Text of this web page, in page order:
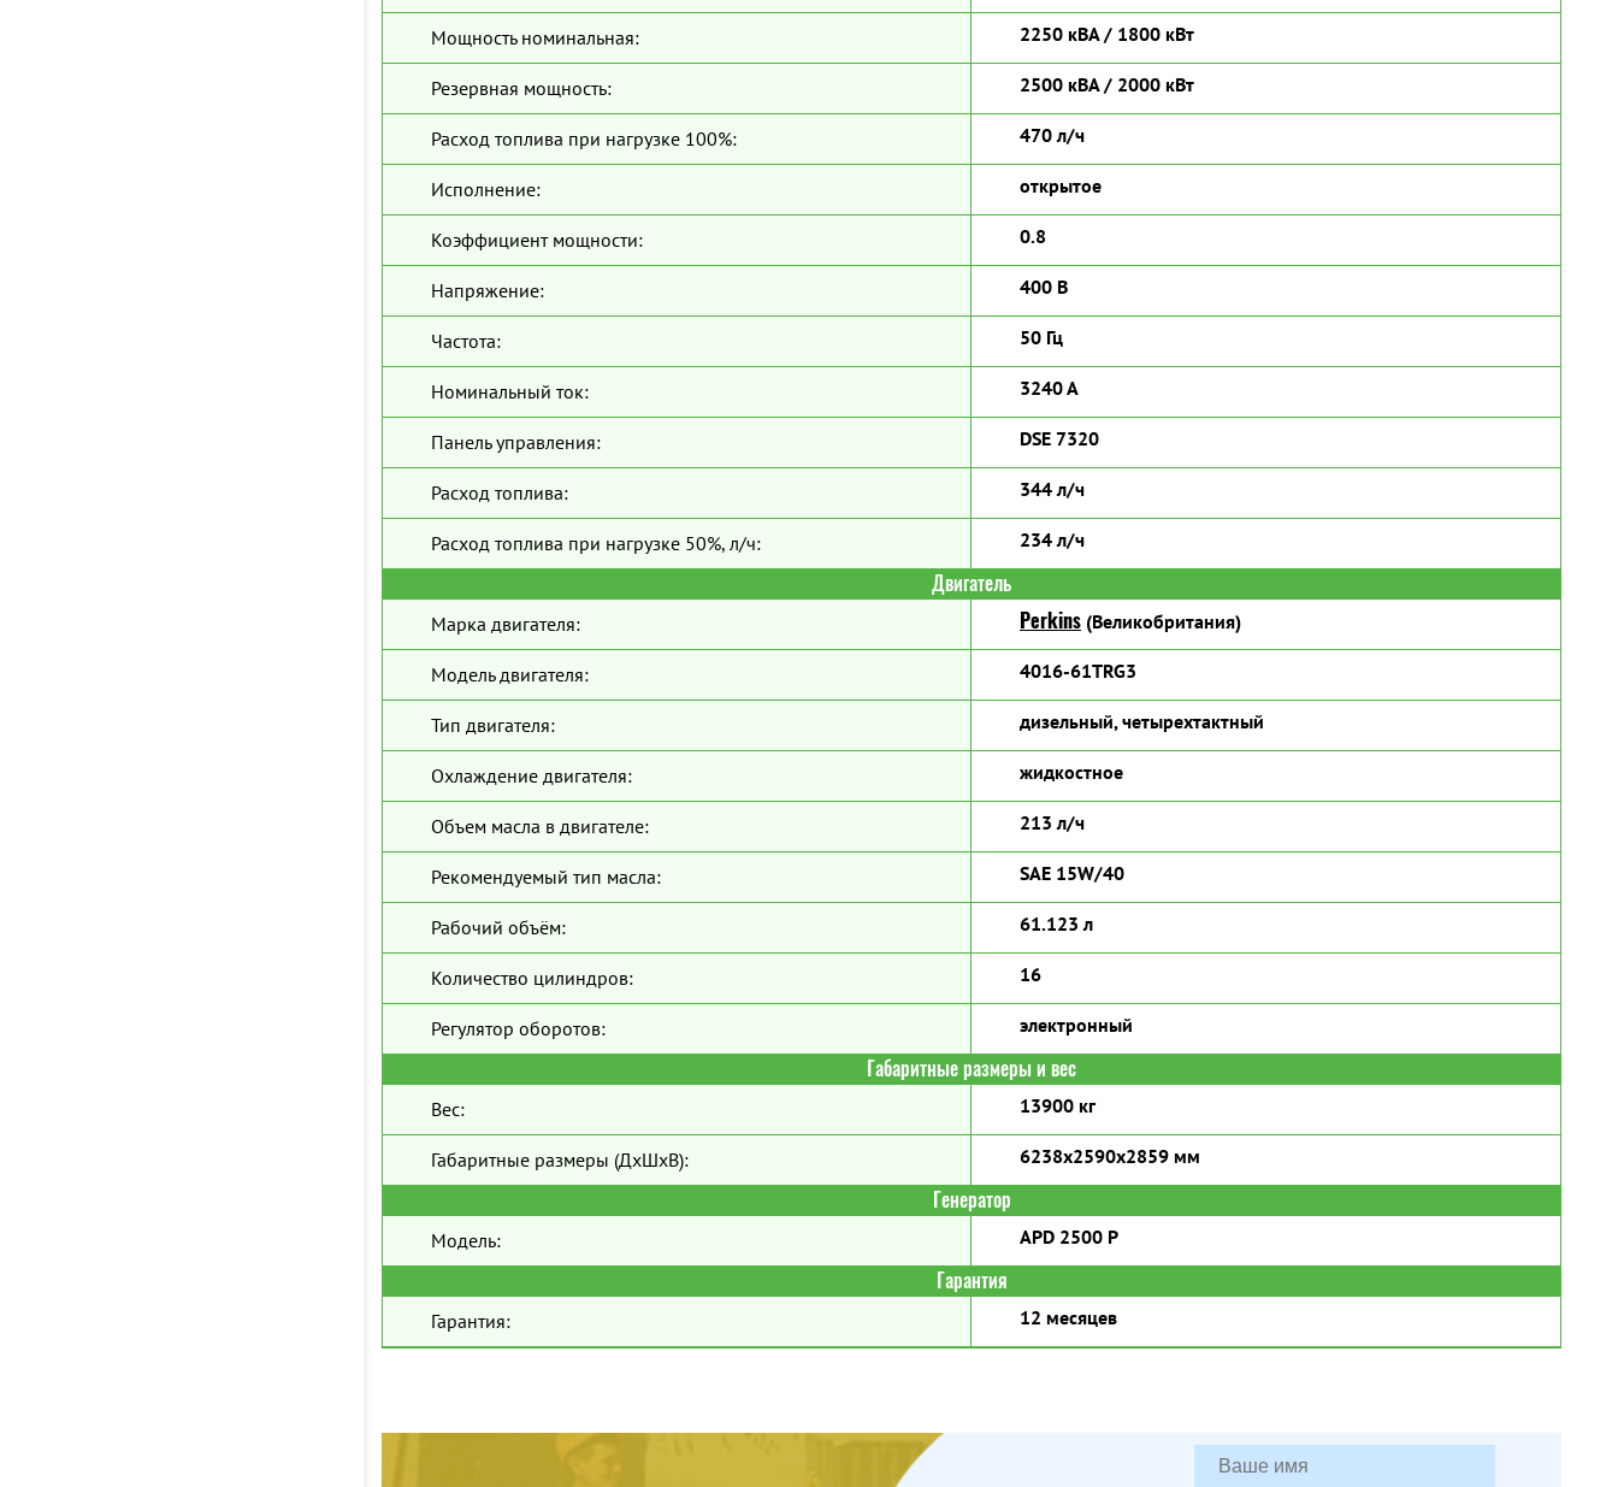
Мощность номинальная: 2250 кВА / 1800 кВт
Резервная мощность: 2500 кВА / 2000 кВт
Расход топлива при нагрузке 100%: 470 л/ч
Исполнение: открытое
Коэффициент мощности: 0.8
Напряжение: 400 В
Частота: 50 Гц
Номинальный ток: 3240 А
Панель управления: DSE 7320
Расход топлива: 344 л/ч
Расход топлива при нагрузке 50%, л/ч: 234 л/ч
Двигатель
Марка двигателя: Perkins (Великобритания)
Модель двигателя: 4016-61TRG3
Тип двигателя: дизельный, четырехтактный
Охлаждение двигателя: жидкостное
Объем масла в двигателе: 213 л/ч
Рекомендуемый тип масла: SAE 15W/40
Рабочий объём: 61.123 л
Количество цилиндров: 16
Регулятор оборотов: электронный
Габаритные размеры и вес
Вес: 13900 кг
Габаритные размеры (ДхШхВ): 6238x2590x2859 мм
Генератор
Модель: APD 2500 P
Гарантия
Гарантия: 12 месяцев